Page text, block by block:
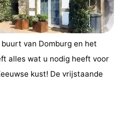
van Domburg en het
alles wat u nodig heeft voor
kust! De vrijstaande